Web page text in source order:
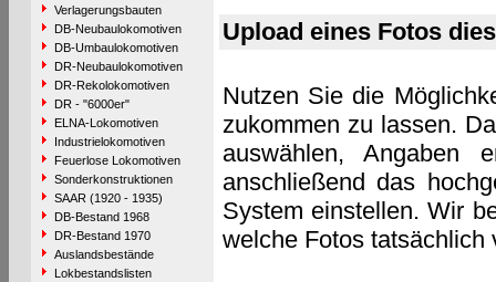
Verlagerungsbauten
DB-Neubaulokomotiven
DB-Umbaulokomotiven
DR-Neubaulokomotiven
DR-Rekolokomotiven
DR - "6000er"
ELNA-Lokomotiven
Industrielokomotiven
Feuerlose Lokomotiven
Sonderkonstruktionen
SAAR (1920 - 1935)
DB-Bestand 1968
DR-Bestand 1970
Auslandsbestände
Lokbestandslisten
Upload eines Fotos
Nutzen Sie die
zukommen zu lassen.
auswählen, Angaben
anschließend das
System einstellen. Wir
welche Fotos tatsächlich